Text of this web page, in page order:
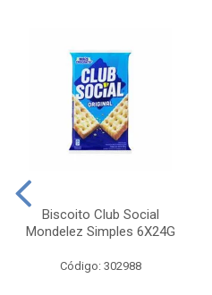
Biscoito Club Social
Mondelez Simples 6X24G
Código: 302988